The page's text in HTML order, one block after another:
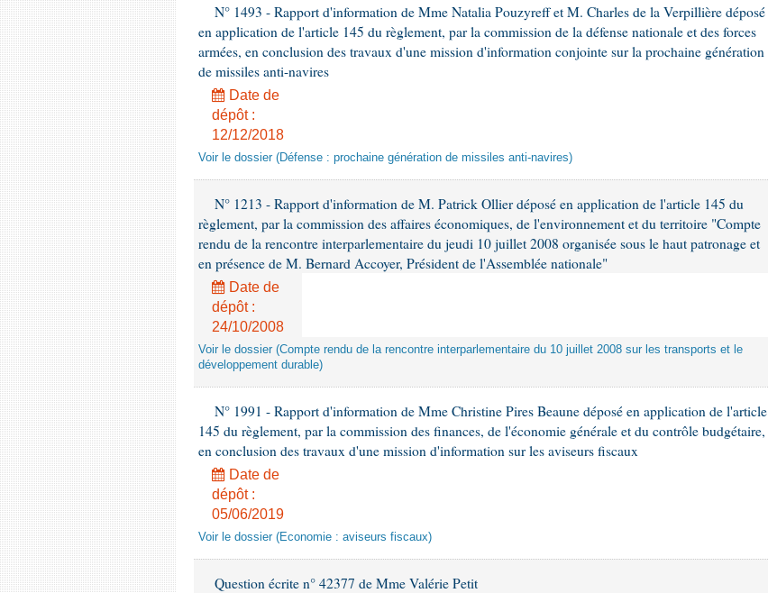
N° 1493 - Rapport d'information de Mme Natalia Pouzyreff et M. Charles de la Verpillière déposé
en application de l'article 145 du règlement, par la commission de la défense nationale et des forces
armées, en conclusion des travaux d'une mission d'information conjointe sur la prochaine génération
de missiles anti-navires
Date de
dépôt :
12/12/2018
Voir le dossier (Défense : prochaine génération de missiles anti-navires)
N° 1213 - Rapport d'information de M. Patrick Ollier déposé en application de l'article 145 du
règlement, par la commission des affaires économiques, de l'environnement et du territoire "Compte
rendu de la rencontre interparlementaire du jeudi 10 juillet 2008 organisée sous le haut patronage et
en présence de M. Bernard Accoyer, Président de l'Assemblée nationale"
Date de
dépôt :
24/10/2008
Voir le dossier (Compte rendu de la rencontre interparlementaire du 10 juillet 2008 sur les transports et le
développement durable)
N° 1991 - Rapport d'information de Mme Christine Pires Beaune déposé en application de l'article
145 du règlement, par la commission des finances, de l'économie générale et du contrôle budgétaire,
en conclusion des travaux d'une mission d'information sur les aviseurs fiscaux
Date de
dépôt :
05/06/2019
Voir le dossier (Economie : aviseurs fiscaux)
Question écrite n° 42377 de Mme Valérie Petit